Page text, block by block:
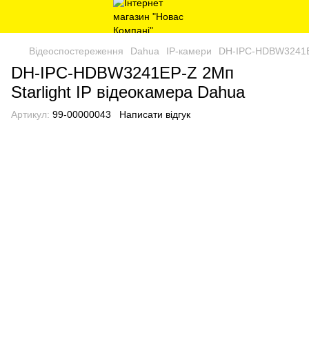
Відеоспостереження Dahua IP-камери DH-IPC-
DH-IPC-HDBW3241EP-Z 2Mп
Starlight IP відеокамера Dahua
Артикул: 99-00000043 Написати відгук